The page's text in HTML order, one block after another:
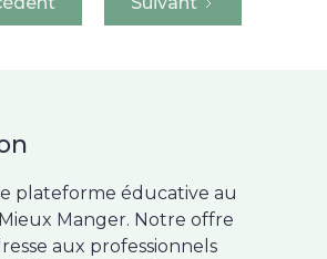
plateforme éducative au
Manger. Notre offre
aux professionnels